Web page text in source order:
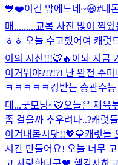
💙❤️이건 맘에드네~😆#내
매.........교복 사진 많이 찍
ㅎㅎ 오늘 수고했어여 캐럿
이의 시선!!!🐯🔥 아놔 지금
이거뭐야?!?!?! 난 완전 주
ㅋㅋㅋㅋㅋ 킹받는 승관수
데...굿모닝~🐯오늘은 제육
좀 걸을까 추우려나..?캐럿
이겨내봅시닷!!💖💙캐럿들
시간 만들어요! 오늘 너무